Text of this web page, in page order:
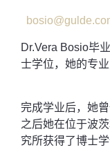
Dr.Vera Bosio毕
士学位，她的专
完成学业后，她
之后她在位于波
究所获得了博士学